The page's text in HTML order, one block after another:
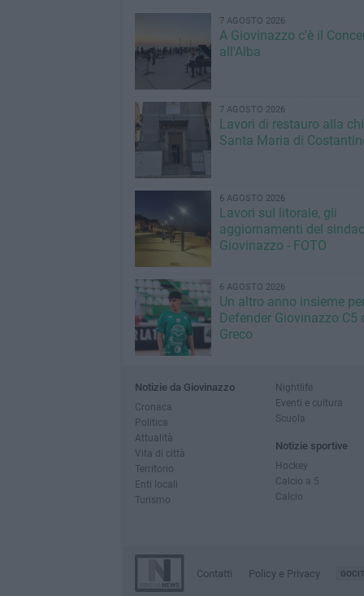
7 AGOSTO 2026
A Giovinazzo c'è il
all'Alba
7 AGOSTO 2026
Lavori di restauro alla
Santa Maria di
6 AGOSTO 2026
Lavori sul litorale, gli
aggiornamenti del
Giovinazzo - FOTO
6 AGOSTO 2026
Un altro anno insieme
Defender Giovinazzo C5
Greco
Notizie da Giovinazzo
Cronaca
Politica
Attualità
Vita di città
Territorio
Enti locali
Turismo
Nightlife
Eventi e cultura
Scuola
Notizie sportive
Hockey
Calcio a 5
Calcio
Contatti Policy e Privacy